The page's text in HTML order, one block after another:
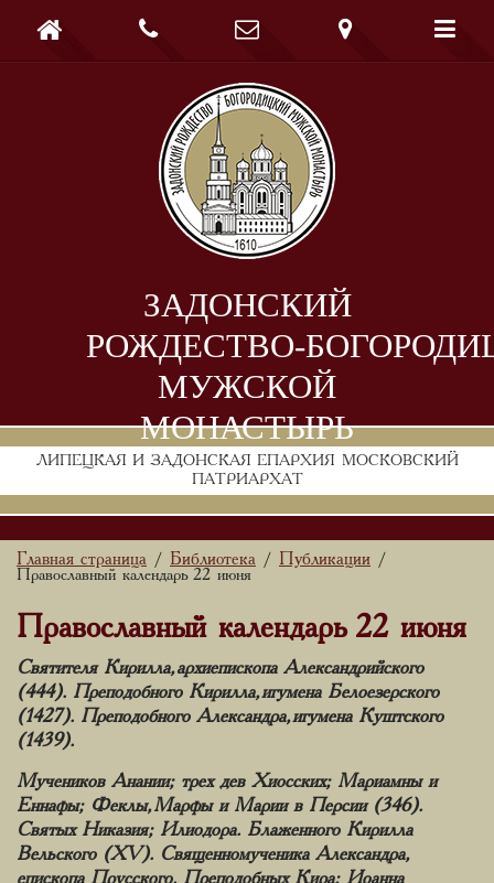
ЗАДОНСКИЙ
РОЖДЕСТВО-
МУЖСКОЙ
МОНАСТЫРЬ
ЛИПЕЦКАЯ И ЗАДОНСКАЯ ЕПАРХИЯ МОСКОВСКИЙ
ПАТРИАРХАТ
    
Главная страница / Библиотека / Публикации /
Православный календарь 22 июня
Православный календарь 22 июня
Святителя Кирилла, архиепископа Александрийского
(444). Преподобного Кирилла, игумена Белоезерского
(1427). Преподобного Александра, игумена Куштского
(1439).
Мучеников Анании; трех дев Хиосских; Мариамны и
Еннафы; Феклы, Марфы и Марии в Персии (346).
Святых Никазия; Илиодора. Блаженного Кирилла
Вельского (XV). Священномученика Александра,
епископа Прусского. Преподобных Кира; Иоанна